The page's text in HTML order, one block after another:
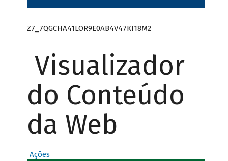
Z7_7QGCHA41LOR9E0AB4V47KI18M2
Visualizador
do Conteúdo
da Web
Ações